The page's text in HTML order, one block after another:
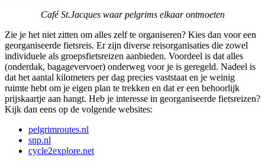
Café St.Jacques waar pelgrims elkaar ontmoeten
Zie je het niet zitten om alles zelf te organiseren? Kies dan voor een
georganiseerde fietsreis. Er zijn diverse reisorganisaties die zowel
individuele als groepsfietsreizen aanbieden. Voordeel is dat alles
(onderdak, bagagevervoer) onderweg voor je is geregeld. Nadeel is
dat het aantal kilometers per dag precies vaststaat en je weinig
ruimte hebt om je eigen plan te trekken en dat er een behoorlijk
prijskaartje aan hangt. Heb je interesse in georganiseerde fietsreizen?
Kijk dan eens op de volgende websites:
pelgrimroutes.nl
snp.nl
cycle2explore.net